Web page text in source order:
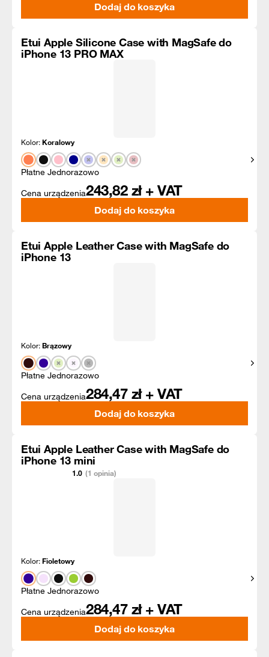
Dodaj do koszyka
Etui Apple Silicone Case with MagSafe do
iPhone 13 PRO MAX
Kolor:Koralowy
Płatne Jednorazowo
Cena urządzenia243,82 zł + VAT
Dodaj do koszyka
Etui Apple Leather Case with MagSafe do
iPhone 13
Kolor:Brązowy
Płatne Jednorazowo
Cena urządzenia284,47 zł + VAT
Dodaj do koszyka
Etui Apple Leather Case with MagSafe do
iPhone 13 mini
1.0 (1 opinia)
Kolor:Fioletowy
Płatne Jednorazowo
Cena urządzenia284,47 zł + VAT
Dodaj do koszyka